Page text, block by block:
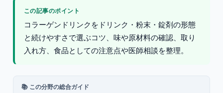
この記事のポイント
コラーゲンドリンクをドリンク・粉末・錠剤の形態
と続けやすさで選ぶコツ、味や原材料の確認、取り
入れ方、食品としての注意点や医師相談を整理。
📚 この分野の総合ガイド